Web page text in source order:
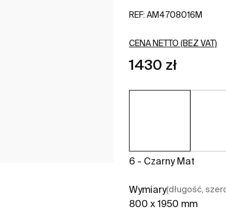
REF: AM4708016M
CENA NETTO (BEZ VAT)
1430 zł
6 - Czarny Mat
Wymiary(długość,
800 x 1950 mm